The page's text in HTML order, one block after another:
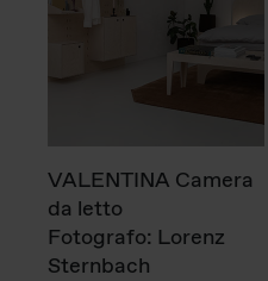
VALENTINA Camera
da letto
Fotografo: Lorenz
Sternbach